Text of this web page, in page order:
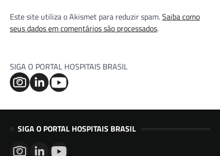
Este site utiliza o Akismet para reduzir spam.Saiba como
seus dados em comentários são processados.
SIGA O PORTAL HOSPITAIS BRASIL
SIGA O PORTAL HOSPITAIS BRASIL